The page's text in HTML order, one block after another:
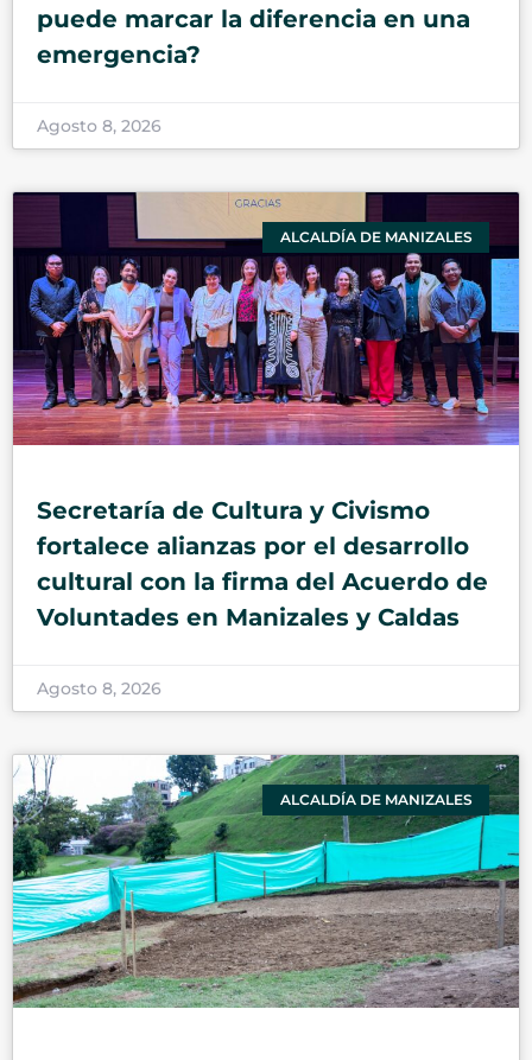
puede marcar la diferencia en una
emergencia?
Agosto 8, 2026
ALCALDÍA DE MANIZALES
Secretaría de Cultura y Civismo
fortalece alianzas por el desarrollo
cultural con la firma del Acuerdo de
Voluntades en Manizales y Caldas
Agosto 8, 2026
ALCALDÍA DE MANIZALES